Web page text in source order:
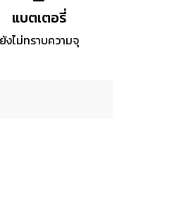
แบตเตอรี่
ยังไม่ทราบความจุ